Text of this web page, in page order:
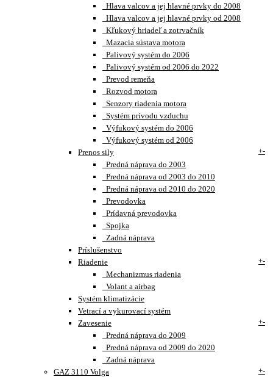
Hlava valcov a jej hlavné prvky do 2008
Hlava valcov a jej hlavné prvky od 2008
Kľukový hriadeľ a zotrvačník
Mazacia sústava motora
Palivový systém do 2006
Palivový systém od 2006 do 2022
Prevod remeňa
Rozvod motora
Senzory riadenia motora
Systém prívodu vzduchu
Výfukový systém do 2006
Výfukový systém od 2006
Prenos sily
+-
Predná náprava do 2003
Predná náprava od 2003 do 2010
Predná náprava od 2010 do 2020
Prevodovka
Prídavná prevodovka
Spojka
Zadná náprava
Príslušenstvo
Riadenie
+-
Mechanizmus riadenia
Volant a airbag
Systém klimatizácie
Vetrací a vykurovací systém
Zavesenie
+-
Predná náprava do 2009
Predná náprava od 2009 do 2020
Zadná náprava
GAZ 3110 Volga
+-